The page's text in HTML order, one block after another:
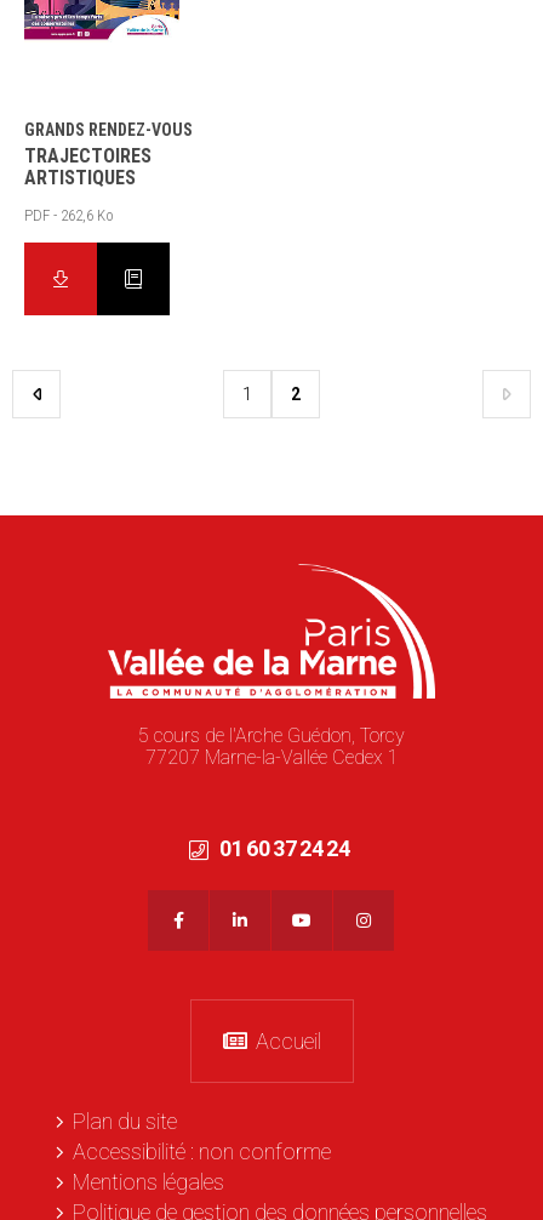
GRANDS RENDEZ-VOUS
TRAJECTOIRES
ARTISTIQUES
PDF - 262,6 Ko
1 2
5 cours de l'Arche Guédon, Torcy
77207 Marne-la-Vallée Cedex 1
01 60 37 24 24
Accueil
Plan du site
Accessibilité : non conforme
Mentions légales
Politique de gestion des données personnelles